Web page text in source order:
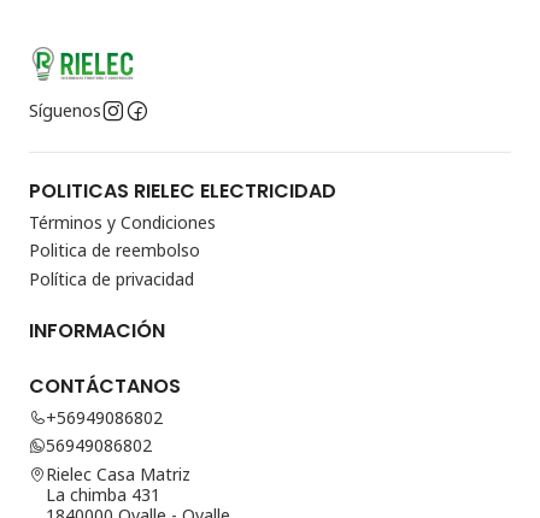
Síguenos
POLITICAS RIELEC ELECTRICIDAD
Términos y Condiciones
Politica de reembolso
Política de privacidad
INFORMACIÓN
CONTÁCTANOS
+56949086802
56949086802
Rielec Casa Matriz
La chimba 431